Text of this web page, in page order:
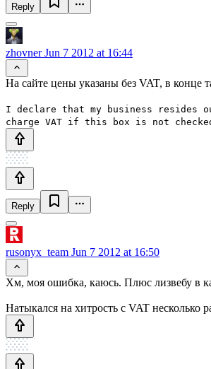
Reply
zhovnerJun 7 2012 at 16:44
На сайте цены указаны без VAT, в конце
I declare that my business resides
charge VAT if this box is not
Reply
rusonyx_team Jun 7 2012 at 16:50
Хм, моя ошибка, каюсь. Плюс лизвебу в
Натыкался на хитрость с VAT несколько